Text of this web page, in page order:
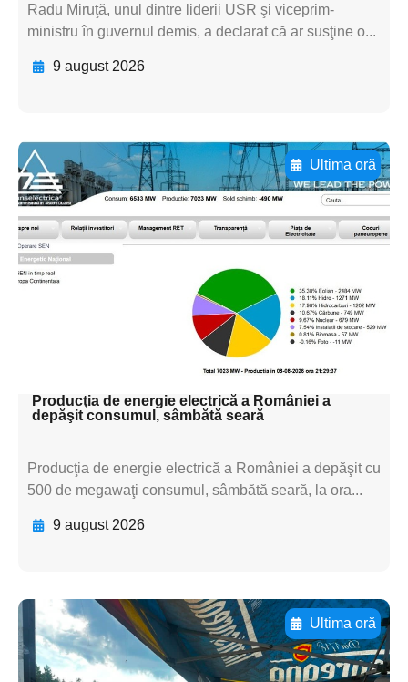
Radu Miruţă, unul dintre liderii USR şi viceprim-
ministru în guvernul demis, a declarat că ar susţine o...
9 august 2026
Ultima oră
Adaugă aici textul pentru
subtitluAdaugă aici
textul pentru
subtitluAdaugă aici
textul pentru
subtitluAdaugă aici
textul pentru subti
Producţia de energie electrică a României a
depăşit consumul, sâmbătă seară
Producţia de energie electrică a României a depăşit cu
500 de megawaţi consumul, sâmbătă seară, la ora...
9 august 2026
Ultima oră
Adaugă aici textul pentru